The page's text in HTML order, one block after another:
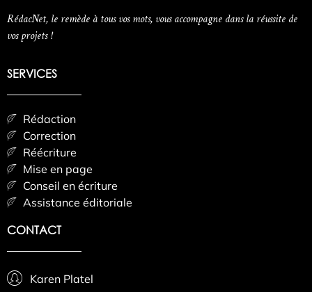
RédacNet, le remède à tous vos mots, vous accompagne dans la réussite de
vos projets !
SERVICES
Rédaction
Correction
Réécriture
Mise en page
Conseil en écriture
Assistance éditoriale
CONTACT
Karen Platel